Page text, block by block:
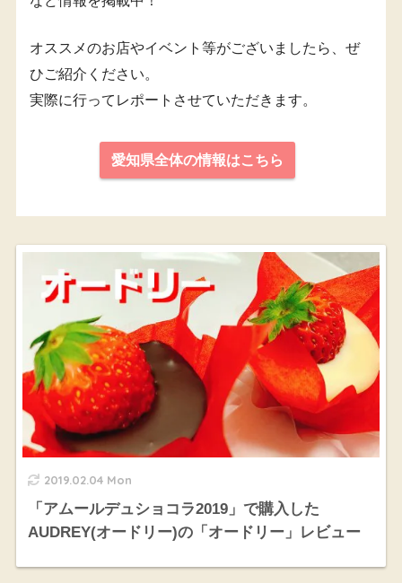
オススメのお店やイベント等がございましたら、ぜ
ひご紹介ください。
実際に行ってレポートさせていただきます。
愛知県全体の情報はこちら
2019.02.04 Mon
「アムールデュショコラ2019」で購入した
AUDREY(オードリー)の「オードリー」レビュー